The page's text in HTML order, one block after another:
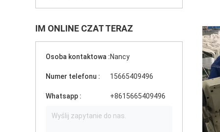
IM ONLINE CZAT TERAZ
Osoba kontaktowa :Nancy
Numer telefonu : 15665409496
Whatsapp : +8615665409496